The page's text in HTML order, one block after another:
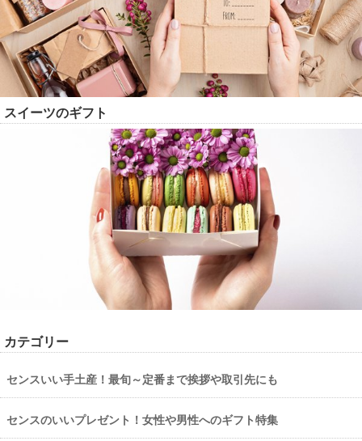
スイーツのギフト
カテゴリー
センスいい手土産！最旬～定番まで挨拶や取引先にも
センスのいいプレゼント！女性や男性へのギフト特集